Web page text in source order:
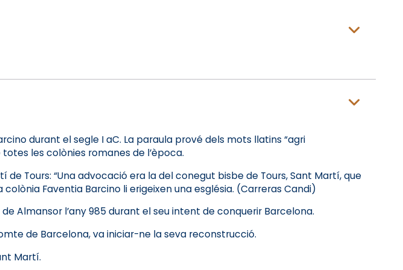
durant el segle I aC. La paraula prové dels mots llatins “agri
les colònies romanes de l’època.
Tours: “Una advocació era la del conegut bisbe de Tours, Sant Martí, que
Faventia Barcino li erigeixen una església. (Carreras Candi)
Almansor l’any 985 durant el seu intent de conquerir Barcelona.
de Barcelona, va iniciar-ne la seva reconstrucció.
Martí.